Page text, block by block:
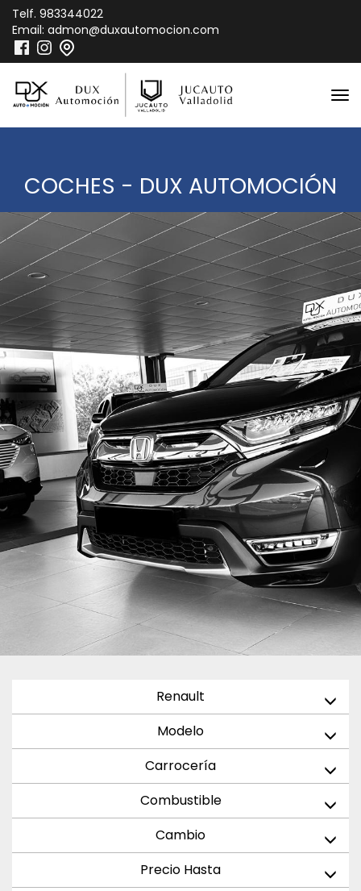
Telf. 983344022
Email: admon@duxautomocion.com
COCHES - DUX AUTOMOCIÓN
Renault
Modelo
Carrocería
Combustible
Cambio
Precio Hasta